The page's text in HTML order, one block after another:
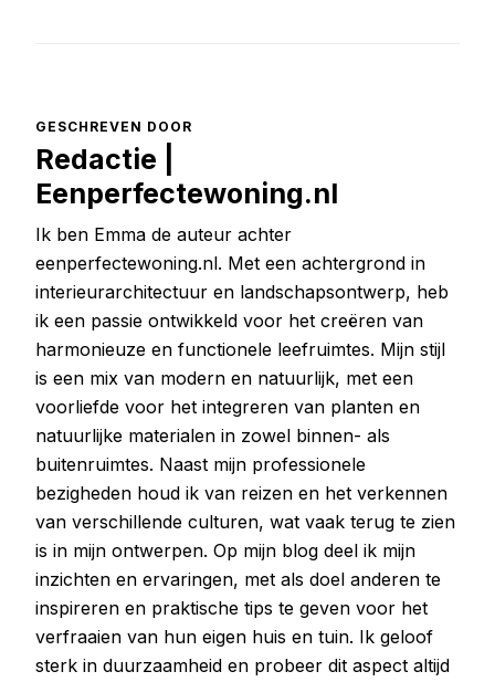
GESCHREVEN DOOR
Redactie |
Eenperfectewoning.nl
Ik ben Emma de auteur achter
eenperfectewoning.nl. Met een achtergrond in
interieurarchitectuur en landschapsontwerp, heb
ik een passie ontwikkeld voor het creëren van
harmonieuze en functionele leefruimtes. Mijn stijl
is een mix van modern en natuurlijk, met een
voorliefde voor het integreren van planten en
natuurlijke materialen in zowel binnen- als
buitenruimtes. Naast mijn professionele
bezigheden houd ik van reizen en het verkennen
van verschillende culturen, wat vaak terug te zien
is in mijn ontwerpen. Op mijn blog deel ik mijn
inzichten en ervaringen, met als doel anderen te
inspireren en praktische tips te geven voor het
verfraaien van hun eigen huis en tuin. Ik geloof
sterk in duurzaamheid en probeer dit aspect altijd